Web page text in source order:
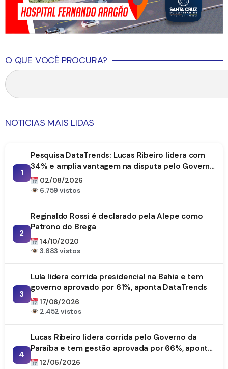
O QUE VOCÊ PROCURA?
NOTICIAS MAIS LIDAS
1
Pesquisa DataTrends: Lucas Ribeiro lidera com
34% e amplia vantagem na disputa pelo Governo
da Paraíba
02/08/2026
6.759 vistos
2
Reginaldo Rossi é declarado pela Alepe como
Patrono do Brega
14/10/2020
3.683 vistos
3
Lula lidera corrida presidencial na Bahia e tem
governo aprovado por 61%, aponta DataTrends
17/06/2026
2.452 vistos
4
Lucas Ribeiro lidera corrida pelo Governo da
Paraíba e tem gestão aprovada por 66%, aponta
DataTrends
12/06/2026